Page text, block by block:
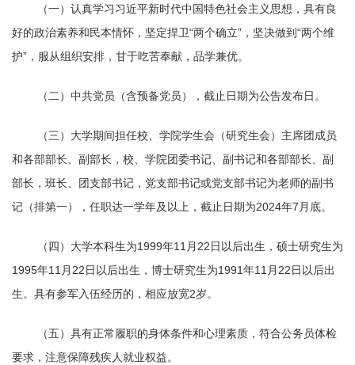
（一）认真学习习近平新时代中国特色社会主义思想，具有良
好的政治素养和民本情怀，坚定捍卫“两个确立”，坚决做到“两个维
护”，服从组织安排，甘于吃苦奉献，品学兼优。
（二）中共党员（含预备党员），截止日期为公告发布日。
（三）大学期间担任校、学院学生会（研究生会）主席团成员
和各部部长、副部长，校、学院团委书记、副书记和各部部长、副
部长，班长、团支部书记，党支部书记或党支部书记为老师的副书
记（排第一），任职达一学年及以上，截止日期为2024年7月底。
（四）大学本科生为1999年11月22日以后出生，硕士研究生为
1995年11月22日以后出生，博士研究生为1991年11月22日以后出
生。具有参军入伍经历的，相应放宽2岁。
（五）具有正常履职的身体条件和心理素质，符合公务员体检
要求，注意保障残疾人就业权益。